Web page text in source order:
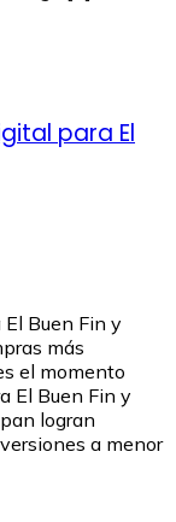
para El
Buen Fin y
más
el momento
El Buen Fin y
logran
a menor